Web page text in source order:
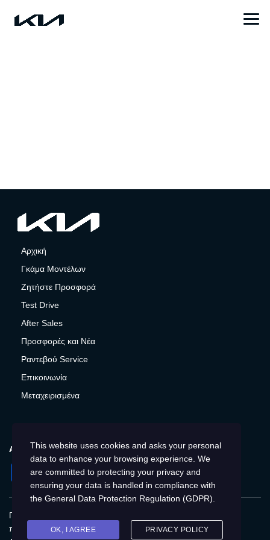
Αρχική
Γκάμα Μοντέλων
Ζητήστε Προσφορά
Test Drive
After Sales
Προσφορές και Νέα
Ραντεβού Service
Επικοινωνία
Μεταχειρισμένα
ΑΚΟΛΟΥΘΉΣΤΕ ΜΑΣ
Facebook
Instagram
Twitter
YouTube
Πολιτική Απορρήτου
προσωπικών δεδομένων
Αποτύπωση
This website uses cookies and asks your personal
data to enhance your browsing experience. We
are committed to protecting your privacy and
ensuring your data is handled in compliance with
the General Data Protection Regulation (GDPR)
OK, I AGREE PRIVACY POLICY